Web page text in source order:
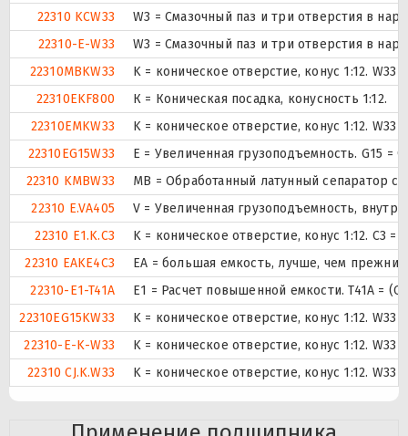
22310 KCW33
W3 = Смазочный паз и три отверстия в
22310-E-W33
W3 = Смазочный паз и три отверстия в
22310MBKW33
K = коническое отверстие, конус 1:12.
22310EKF800
К = Коническая посадка, конусность 1:12.
22310EMKW33
K = коническое отверстие, конус 1:12.
22310EG15W33
E = Увеличенная грузоподъемность. G15
22310 KMBW33
MB = Обработанный латунный сепаратор
22310 E.VA405
V = Увеличенная грузоподъемность,
22310 E1.K.C3
K = коническое отверстие, конус 1:12. C3
22310 EAKE4C3
EA = большая емкость, лучше, чем
22310-E1-T41A
E1 = Расчет повышенной емкости. T41A =
22310EG15KW33
K = коническое отверстие, конус 1:12.
22310-E-K-W33
K = коническое отверстие, конус 1:12.
22310 CJ.K.W33
K = коническое отверстие, конус 1:12.